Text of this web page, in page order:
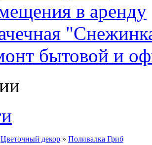
в аренду
бытовой и
Цветочный декор » Поливалка Гриб